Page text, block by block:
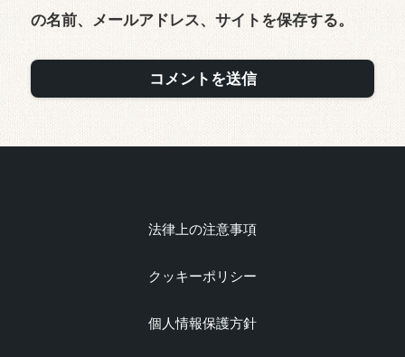
の名前、メールアドレス、サイトを保存する。
法律上の注意事項
クッキーポリシー
個人情報保護方針